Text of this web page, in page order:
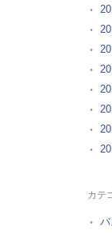
カテ
バ